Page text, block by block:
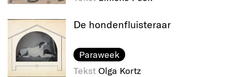
De hondenfluisteraar
Paraweek
Tekst Olga Kortz